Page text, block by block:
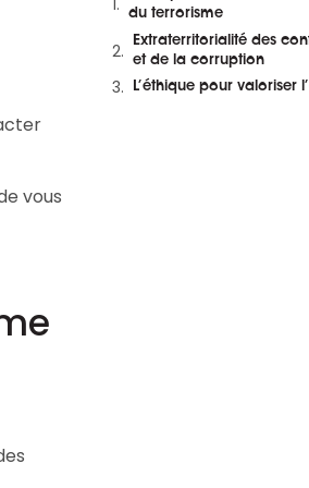
et en replay
vous
du terrorisme
Extraterritorialité des
et de la corruption
L’éthique pour valoriser